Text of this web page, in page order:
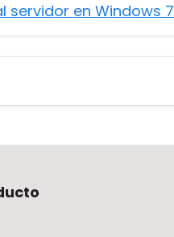
servidor en Windows 7